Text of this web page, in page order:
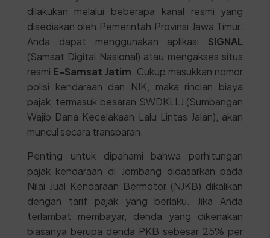
dilakukan melalui beberapa kanal resmi yang
disediakan oleh Pemerintah Provinsi Jawa Timur.
Anda dapat menggunakan aplikasi SIGNAL
(Samsat Digital Nasional) atau mengakses situs
resmi E-Samsat Jatim . Cukup masukkan nomor
polisi kendaraan dan NIK, maka rincian biaya
pajak, termasuk besaran SWDKLLJ (Sumbangan
Wajib Dana Kecelakaan Lalu Lintas Jalan), akan
muncul secara transparan.
Penting untuk dipahami bahwa perhitungan
pajak kendaraan di Jombang didasarkan pada
Nilai Jual Kendaraan Bermotor (NJKB) dikalikan
dengan tarif pajak yang berlaku. Jika Anda
terlambat membayar, denda yang dikenakan
biasanya berupa denda PKB sebesar 25% per